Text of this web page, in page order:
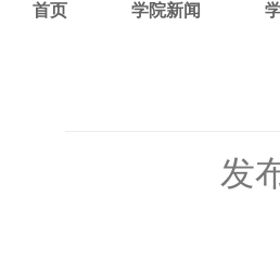
首页 学院新闻
发